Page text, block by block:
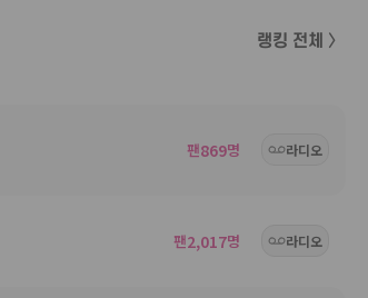
랭킹 전체 〉
팬869명 라디오
팬2,017명 라디오